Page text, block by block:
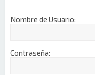
Nombre de Usuario:
Contraseña: